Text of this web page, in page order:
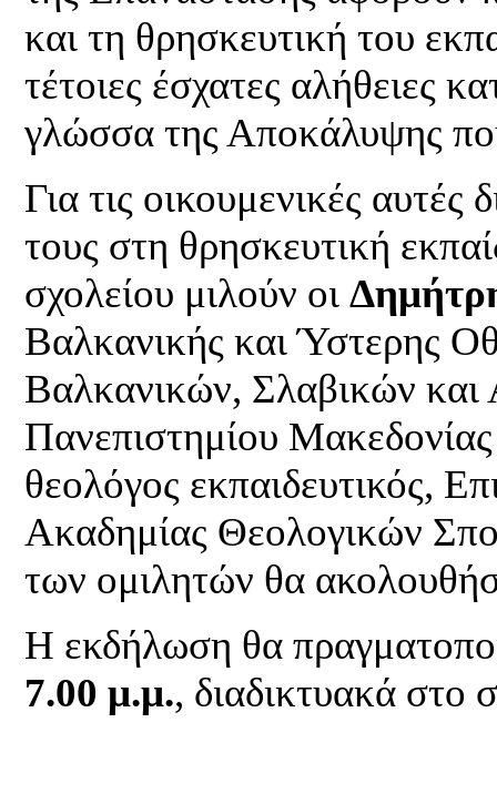
και τη θρησκευτική του
τέτοιες έσχατες αλήθειες
γλώσσα της Αποκάλυψης
Για τις οικουμενικές
τους στη θρησκευτική
σχολείου μιλούν οι
Βαλκανικής και Ύστερης
Βαλκανικών, Σλαβικών
Πανεπιστημίου
θεολόγος εκπαιδευτικός,
Ακαδημίας Θεολογικών
των ομιλητών θα
Η εκδήλωση θα
7.00 μ.μ., διαδικτυακά στο